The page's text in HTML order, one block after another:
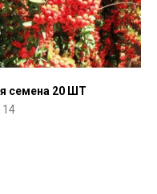
семена 20 ШТ